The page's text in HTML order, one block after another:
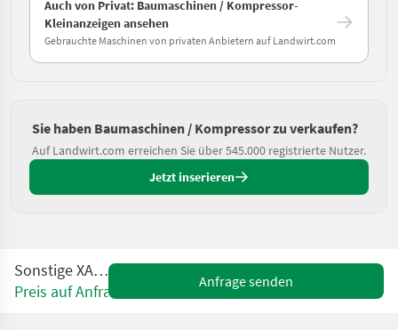
Auch von Privat: Baumaschinen / Kompressor-
Kleinanzeigen ansehen
Gebrauchte Maschinen von privaten Anbietern auf Landwirt.com
Sie haben Baumaschinen / Kompressor zu verkaufen?
Auf Landwirt.com erreichen Sie über 545.000 registrierte Nutzer.
Jetzt inserieren
Sonstige XAS 76 Dd
Preis auf Anfrage
Anfrage senden